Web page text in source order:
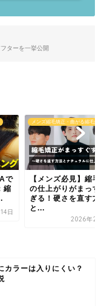
ターを一挙公開
で
縮
日
メンズ縮毛矯正・曲がる縮毛矯正
【メンズ必見】縮毛
の仕上がりがまっす
ぎる！硬さを直す方
と...
2026年2
カラーは入りにくい？